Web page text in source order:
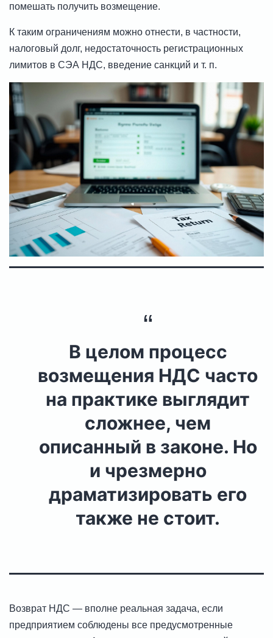
помешать получить возмещение.
К таким ограничениям можно отнести, в частности,
налоговый долг, недостаточность регистрационных
лимитов в СЭА НДС, введение санкций и т. п.
В целом процесс
возмещения НДС часто
на практике выглядит
сложнее, чем
описанный в законе. Но
и чрезмерно
драматизировать его
также не стоит.
Возврат НДС — вполне реальная задача, если
предприятием соблюдены все предусмотренные